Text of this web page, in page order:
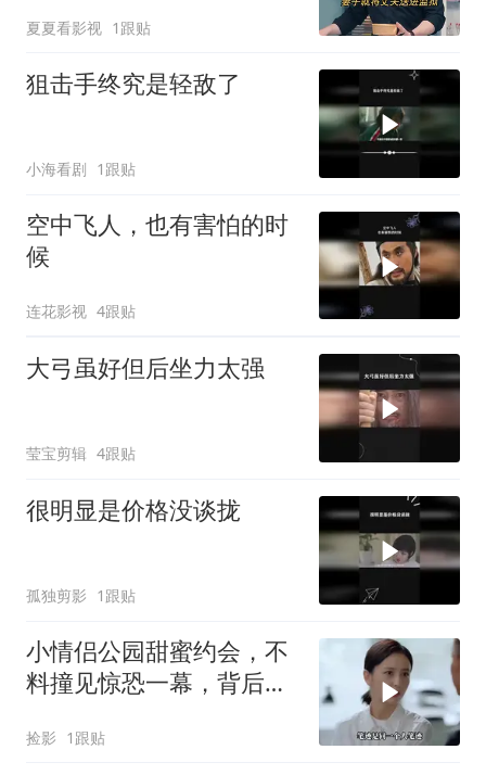
夏夏看影视 1跟贴
狙击手终究是轻敌了
小海看剧 1跟贴
空中飞人，也有害怕的时
候
连花影视 4跟贴
大弓虽好但后坐力太强
莹宝剪辑 4跟贴
很明显是价格没谈拢
孤独剪影 1跟贴
小情侣公园甜蜜约会，不
料撞见惊恐一幕，背后隐
捡影 1跟贴